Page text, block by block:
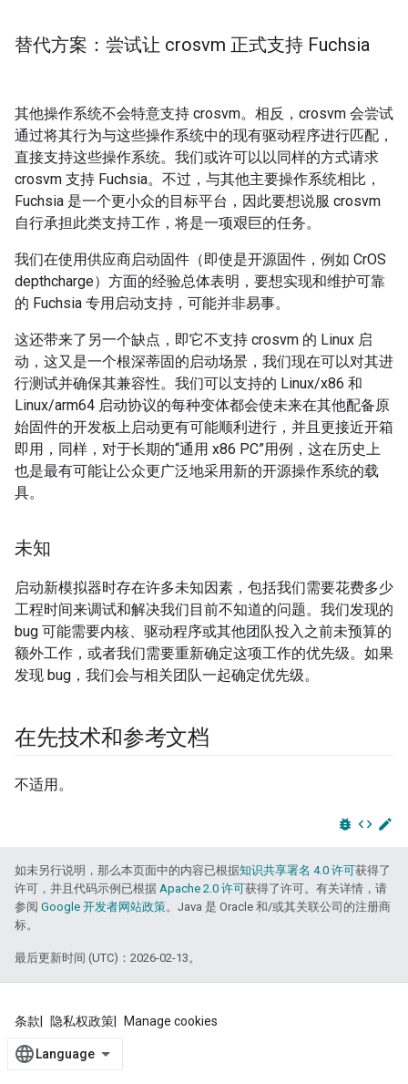
替代方案：尝试让 crosvm 正式支持 Fuchsia
其他操作系统不会特意支持 crosvm。相反，crosvm 会尝试
通过将其行为与这些操作系统中的现有驱动程序进行匹配，
直接支持这些操作系统。我们或许可以以同样的方式请求
crosvm 支持 Fuchsia。不过，与其他主要操作系统相比，
Fuchsia 是一个更小众的目标平台，因此要想说服 crosvm
自行承担此类支持工作，将是一项艰巨的任务。
我们在使用供应商启动固件（即使是开源固件，例如 CrOS
depthcharge）方面的经验总体表明，要想实现和维护可靠
的 Fuchsia 专用启动支持，可能并非易事。
这还带来了另一个缺点，即它不支持 crosvm 的 Linux 启
动，这又是一个根深蒂固的启动场景，我们现在可以对其进
行测试并确保其兼容性。我们可以支持的 Linux/x86 和
Linux/arm64 启动协议的每种变体都会使未来在其他配备原
始固件的开发板上启动更有可能顺利进行，并且更接近开箱
即用，同样，对于长期的“通用 x86 PC”用例，这在历史上
也是最有可能让公众更广泛地采用新的开源操作系统的载
具。
未知
启动新模拟器时存在许多未知因素，包括我们需要花费多少
工程时间来调试和解决我们目前不知道的问题。我们发现的
bug 可能需要内核、驱动程序或其他团队投入之前未预算的
额外工作，或者我们需要重新确定这项工作的优先级。如果
发现 bug，我们会与相关团队一起确定优先级。
在先技术和参考文档
不适用。
bug_report code edit
如未另行说明，那么本页面中的内容已根据知识共享署名 4.0 许可获得了
许可，并且代码示例已根据 Apache 2.0 许可获得了许可。有关详情，请
参阅 Google 开发者网站政策。Java 是 Oracle 和/或其关联公司的注册商
标。
最后更新时间 (UTC)：2026-02-13。
条款 隐私权政策 Manage cookies